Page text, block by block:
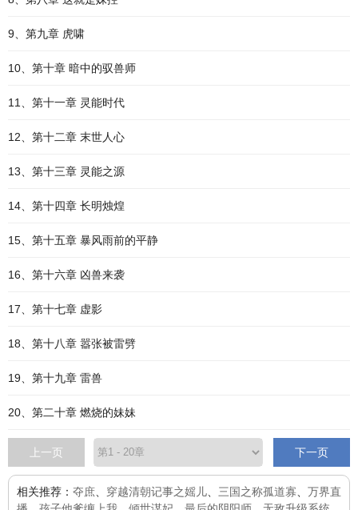
9、第九章 虎啸
10、第十章 暗中的驭兽师
11、第十一章 灵能时代
12、第十二章 末世人心
13、第十三章 灵能之源
14、第十四章 长明烛煌
15、第十五章 暴风雨前的平静
16、第十六章 凶兽来袭
17、第十七章 虚影
18、第十八章 嚣张被雷劈
19、第十九章 雷兽
20、第二十章 燃烧的妹妹
上一页 下一页
相关推荐： 夺庶 穿越清朝记事之媱儿 三国之称孤道寡
万界直